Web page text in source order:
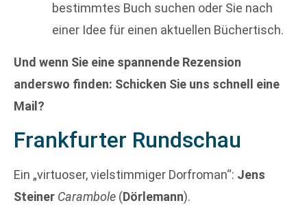
bestimmtes Buch suchen oder Sie nach
einer Idee für einen aktuellen Büchertisch.
Und wenn Sie eine spannende Rezension
anderswo finden: Schicken Sie uns schnell eine
Mail?
Frankfurter Rundschau
Ein „virtuoser, vielstimmiger Dorfroman“: Jens
Steiner Carambole (Dörlemann).